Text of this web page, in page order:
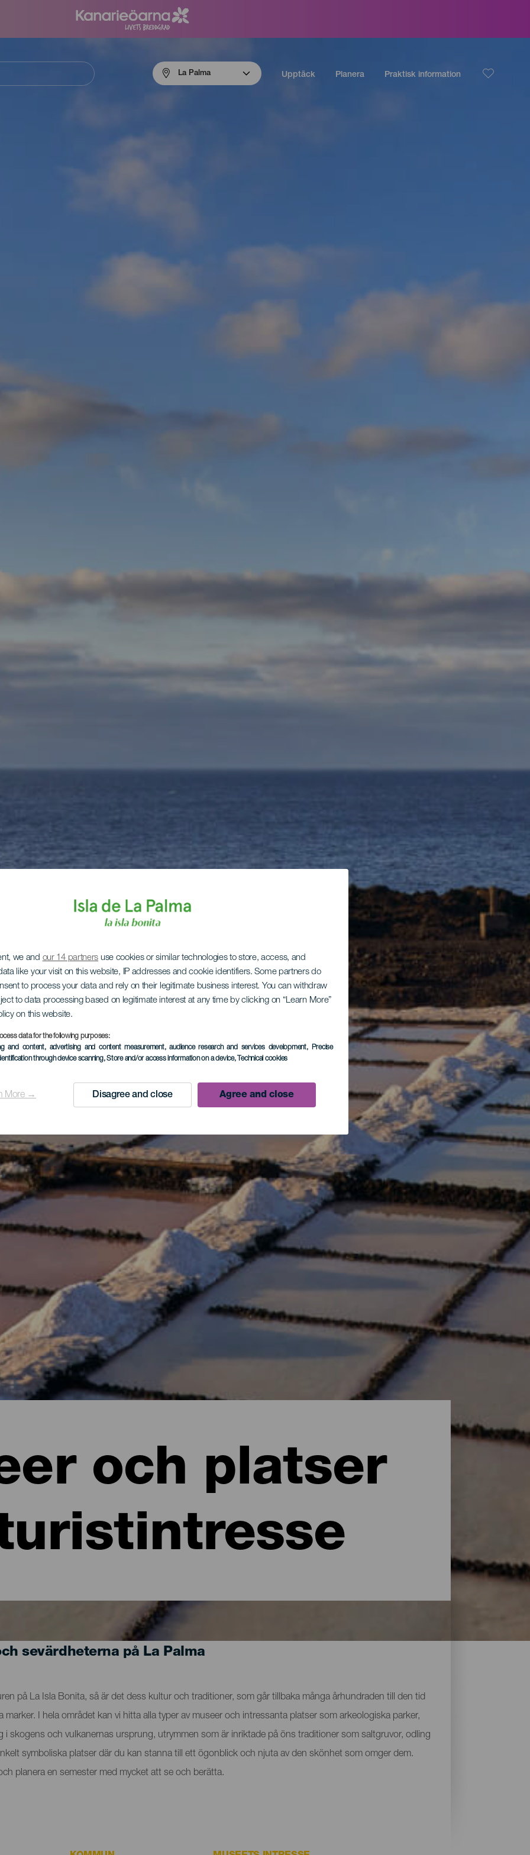
we and our 14 partners use cookies or similar technologies to store, access, and
like your visit on this website, IP addresses and cookie identifiers. Some partners do
to process your data and rely on their legitimate business interest. You can withdraw
to data processing based on legitimate interest at any time by clicking on “Learn More”
on this website.
data for the following purposes:
and content, advertising and content measurement, audience research and services development, Precise
through device scanning, Store and/or access information on a device, Technical cookies
More → Disagree and close Agree and close
La Palma Upptäck Planera Praktisk information
och platser
sevärdheterna på La Palma
på La Isla Bonita, så är det dess kultur och traditioner, som går tillbaka många århundraden till den tid
I hela området kan vi hitta alla typer av museer och intressanta platser som arkeologiska parker,
skogens och vulkanernas ursprung, utrymmen som är inriktade på öns traditioner som saltgruvor, odling
symboliska platser där du kan stanna till ett ögonblick och njuta av den skönhet som omger dem.
planera en semester med mycket att se och berätta.